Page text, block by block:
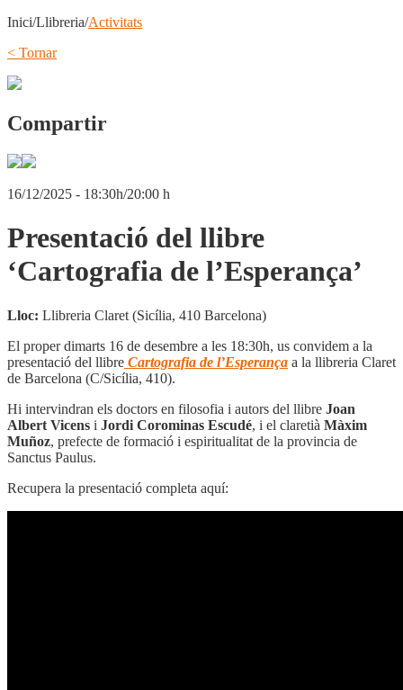
Inici/Llibreria/Activitats
< Tornar
Compartir
16/12/2025 - 18:30h/20:00 h
Presentació del llibre
‘Cartografia de l’Esperança’
Lloc: Llibreria Claret (Sicília, 410 Barcelona)
El proper dimarts 16 de desembre a les 18:30h, us convidem a la
presentació del llibre Cartografia de l’Esperança a la llibreria Claret
de Barcelona (C/Sicília, 410).
Hi intervindran els doctors en filosofia i autors del llibre Joan
Albert Vicens i Jordi Corominas Escudé, i el claretià Màxim
Muñoz, prefecte de formació i espiritualitat de la provincia de
Sanctus Paulus.
Recupera la presentació completa aquí: